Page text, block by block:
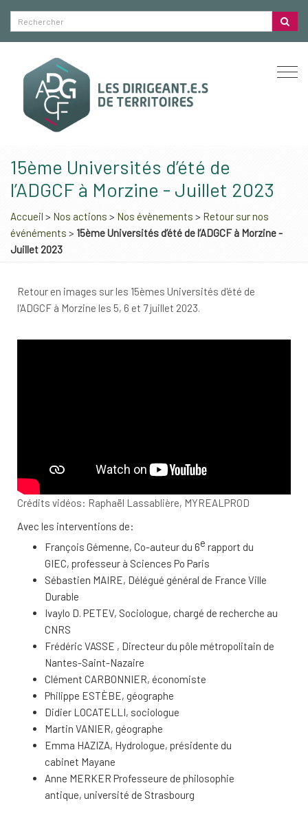
15ème Universités d’été de
l’ADGCF à Morzine - Juillet 2023
Accueil > Nos actions > Nos évènements > Retour sur nos
événéments > 15ème Universités d’été de l’ADGCF à Morzine -
Juillet 2023
Retour en images sur les 15èmes Universités d'été de
l'ADGCF à Morzine les 5, 6 et 7 juillet 2023.
Crédits vidéos: Raphaël Lassablière, MYREALPROD
Avec les interventions de:
François Gémenne, Co-auteur du 6e rapport du
GIEC, professeur à Sciences Po Paris
Sébastien MAIRE, Délégué général de France Ville
Durable
Ivaylo D. PETEV, Sociologue, chargé de recherche au
CNRS
Frédéric VASSE , Directeur du pôle métropolitain de
Nantes-Saint-Nazaire
Clément CARBONNIER, économiste
Philippe ESTÈBE, géographe
Didier LOCATELLI, sociologue
Martin VANIER, géographe
Emma HAZIZA, Hydrologue, présidente du
cabinet Mayane
Anne MERKER Professeure de philosophie
antique, université de Strasbourg